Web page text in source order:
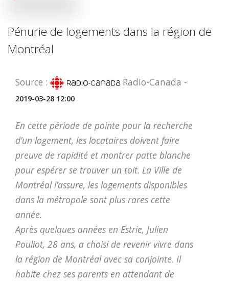
Pénurie de logements dans la région de
Montréal
Source : Radio-Canada -
2019-03-28 12:00
En cette période de pointe pour la recherche
d’un logement, les locataires doivent faire
preuve de rapidité et montrer patte blanche
pour espérer se trouver un toit. La Ville de
Montréal l’assure, les logements disponibles
dans la métropole sont plus rares cette
année.
Après quelques années en Estrie, Julien
Pouliot, 28 ans, a choisi de revenir vivre dans
la région de Montréal avec sa conjointe. Il
habite chez ses parents en attendant de